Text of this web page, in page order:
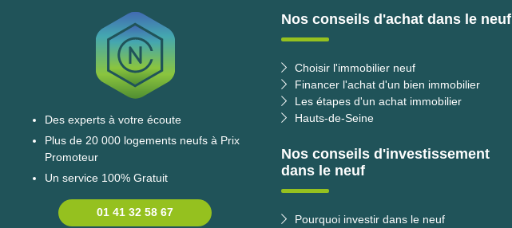
Des experts à votre écoute
Plus de 20 000 logements neufs à Prix
Promoteur
Un service 100% Gratuit
01 41 32 58 67
Nos conseils d'achat dans le neuf
Choisir l'immobilier neuf
Financer l'achat d'un bien immobilier
Les étapes d'un achat immobilier
Hauts-de-Seine
Nos conseils d'investissement
dans le neuf
Pourquoi investir dans le neuf